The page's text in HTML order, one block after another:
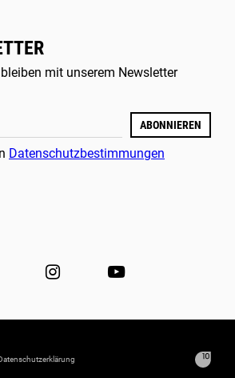
mit unserem Newsletter
ABONNIEREN
Datenschutzbestimmungen